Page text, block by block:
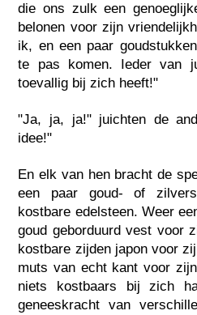
die ons zulk een
belonen voor zijn
ik, en een paar
te pas komen. Ieder van
toevallig bij zich heeft!"
"Ja, ja, ja!" juichten de
idee!"
En elk van hen bracht de
een paar goud- of
kostbare edelsteen. Weer
goud geborduurd vest voor
kostbare zijden japon voor
muts van echt kant voor
niets kostbaars bij zich
geneeskracht van